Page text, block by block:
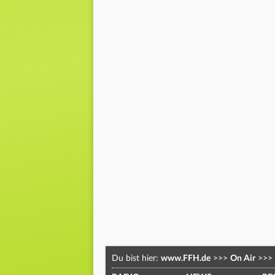
Du bist hier: www.FFH.de >>> On Air >>>